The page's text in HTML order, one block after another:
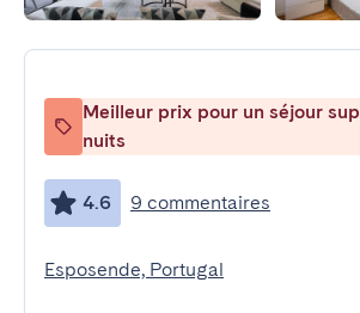
Meilleur prix pour un séjour
nuits
4.6 9 commentaires
Esposende, Portugal